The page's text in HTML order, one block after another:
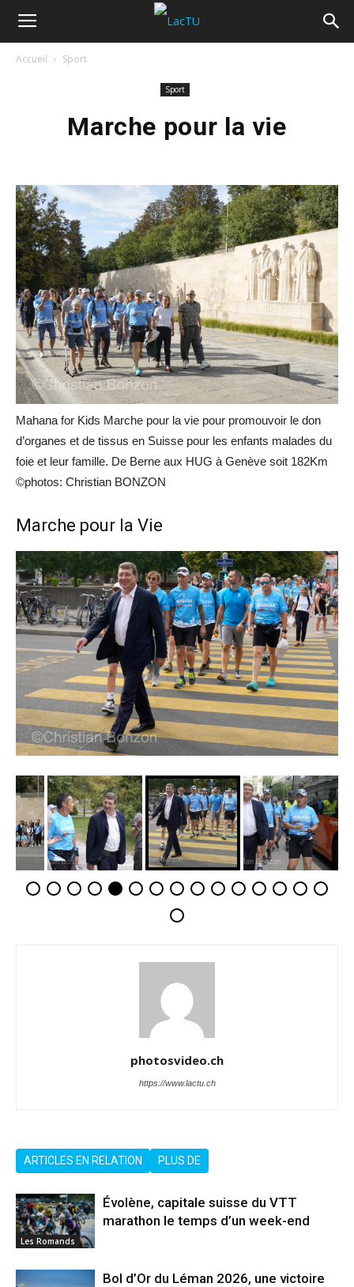
Accueil Sport
Sport
Marche pour la vie
Mahana for Kids Marche pour la vie pour promouvoir le don
d’organes et de tissus en Suisse pour les enfants malades du
foie et leur famille. De Berne aux HUG à Genève soit 182Km
©photos: Christian BONZON
Marche pour la Vie
photosvideo.ch
https://www.lactu.ch
ARTICLES EN RELATION PLUS DE
Les Romands
Évolène, capitale suisse du VTT
marathon le temps d’un week-end
Bol d’Or du Léman 2026, une victoire